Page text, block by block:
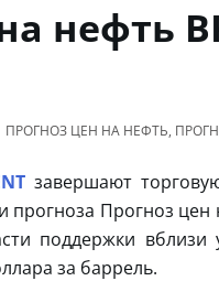
нефть
ПРОГНОЗ ЦЕН НА НЕФТЬ,
завершают
Прогноз цен
поддержки
за баррель.